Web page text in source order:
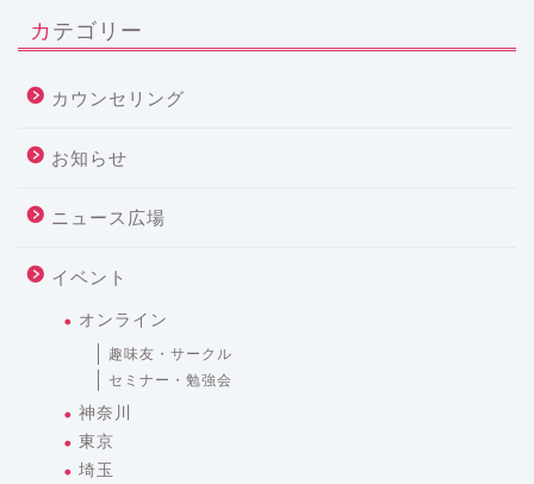
カテゴリー
カウンセリング
お知らせ
ニュース広場
イベント
オンライン
趣味友・サークル
セミナー・勉強会
神奈川
東京
埼玉